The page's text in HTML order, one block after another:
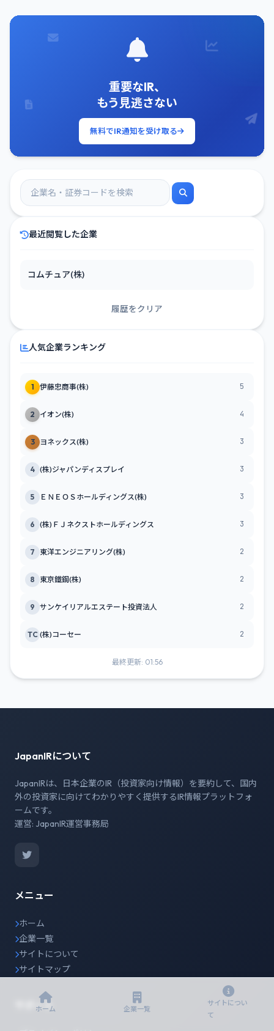
重要なIR、
もう見逃さない
無料でIR通知を受け取る
最近閲覧した企業
コムチュア(株)
履歴をクリア
人気企業ランキング
1 伊藤忠商事(株) 5
2 イオン(株) 4
3 ヨネックス(株) 3
4 (株)ジャパンディスプレイ 3
5 ＥＮＥＯＳホールディングス(株) 3
6 (株)ＦＪネクストホールディングス 3
7 東洋エンジニアリング(株) 2
8 東京鐵鋼(株) 2
9 サンケイリアルエステート投資法人 2
TC (株)コーセー 2
最終更新: 01:56
JapanIRについて
JapanIRは、日本企業のIR（投資家向け情報）を要約して、国内
外の投資家に向けてわかりやすく提供するIR情報プラットフォ
ームです。
運営: JapanIR運営事務局
メニュー
ホーム
企業一覧
サイトについて
サイトマップ
サポート
ホーム 企業一覧
サイトについ
て